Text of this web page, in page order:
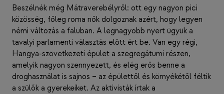
Beszélnék még Mátraverebélyről: ott egy nagyon pici
közösség, főleg roma nők dolgoznak azért, hogy legyen
némi változás a faluban. A legnagyobb nyert ügyük a
tavalyi parlamenti választás előtt ért be. Van egy régi,
Hangya-szövetkezeti épület a szegregátumi részen,
amelyik nagyon szennyezett, és elég erős benne a
droghasználat is sajnos – az épülettől és környékétől féltik
a szülők a gyerekeiket. Az aktivisták írtak a